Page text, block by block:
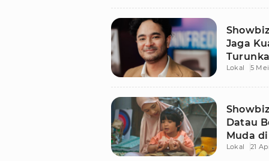
Jaga
Film
Lokal 5
Datau
Muda
Lokal 21